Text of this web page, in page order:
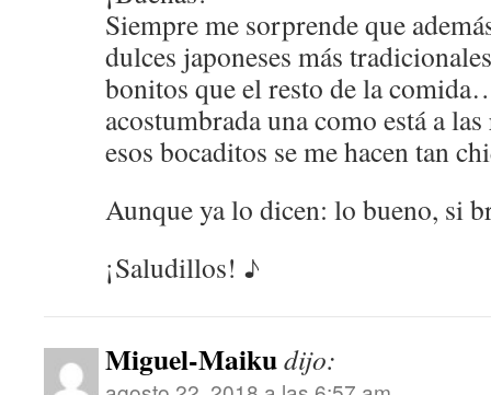
Siempre me sorprende que
dulces japoneses más
bonitos que el resto de la
acostumbrada una como está a
esos bocaditos se me hacen tan
Aunque ya lo dicen: lo bueno, si
¡Saludillos! ♪
Miguel-Maikudijo: